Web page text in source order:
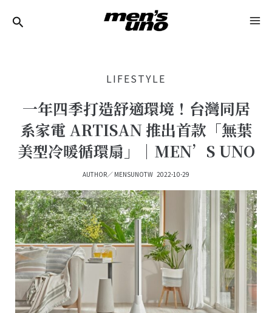
LIFESTYLE
一年四季打造舒適環境！台灣同居
系家電 ARTISAN 推出首款「無葉
美型冷暖循環扇」｜MEN’S UNO
AUTHOR／ MENSUNOTW 2022-10-29
Navigation